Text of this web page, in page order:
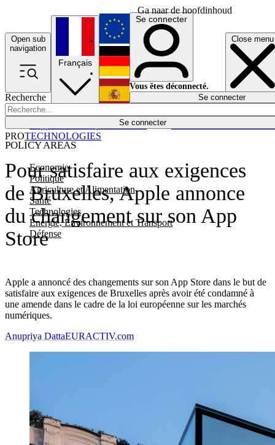
Ga naar de hoofdinhoud
Open sub
navigation
Close menu
Recherche
Se connecter
POLICY AREAS
Economie
Politique
Agriculture et Alimentation
Santé
Technologies
Energie, Environnement et Transport
Défense
Économie
Français
English
Deutsch
Español
Se connecter
Vous êtes déconnecté.
Se connecter
Pour satisfaire aux exigences
de Bruxelles, Apple annonce
du changement sur son App
Store
Apple a annoncé des changements sur son App Store dans le but de
satisfaire aux exigences de Bruxelles après avoir été condamné à
une amende dans le cadre de la loi européenne sur les marchés
numériques.
PROTECHNOLOGIES
Anupriya DattaEURACTIV.com